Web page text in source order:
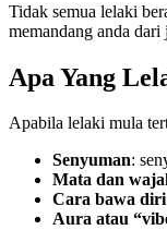
Tidak semua lelaki
memandang anda
Apa Yang
Apabila lelaki mula
Senyuman:
Mata dan
Cara bawa
Aura atau